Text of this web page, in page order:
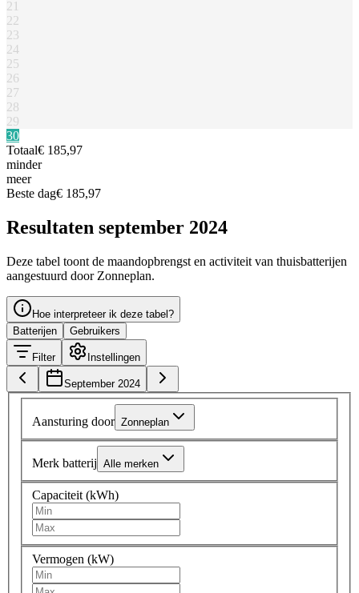
21
22
23
24
25
26
27
28
29
30
Totaal€ 185,97
minder
meer
Beste dag€ 185,97
Resultaten september 2024
Deze tabel toont de maandopbrengst en activiteit van thuisbatterijen
aangestuurd door Zonneplan.
Hoe interpreteer ik deze tabel?
Batterijen
Gebruikers
Filter Instellingen
September 2024
Aansturing door Zonneplan
Merk batterij Alle merken
Capaciteit (kWh)
Vermogen (kW)